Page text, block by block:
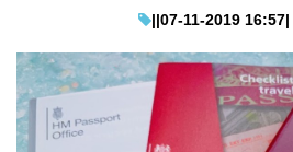
EduTech
IT Times
生成式AI與雲端應用
||07-11-2019 16:57|